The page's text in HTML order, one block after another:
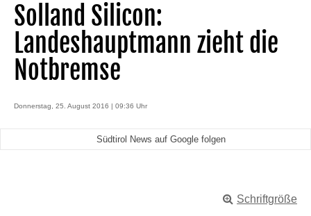
Solland Silicon:
Landeshauptmann zieht die
Notbremse
Donnerstag, 25. August 2016 | 09:36 Uhr
Südtirol News auf Google folgen
Schriftgröße